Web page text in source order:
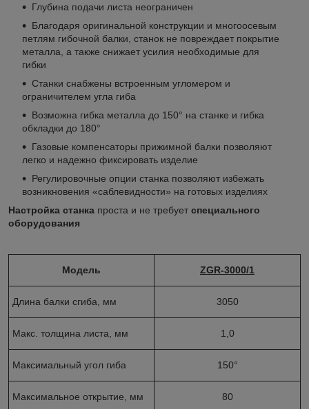
Глубина подачи листа неограничен
Благодаря оригинальной конструкции и многоосевым
петлям гибочной балки, станок не повреждает покрытие
металла, а также снижает усилия необходимые для
гибки
Станки снабжены встроенным угломером и
ограничителем угла гиба
Возможна гибка металла до 150° на станке и гибка
обкладки до 180°
Газовые компенсаторы прижимной балки позволяют
легко и надежно фиксировать изделие
Регулировочные опции станка позволяют избежать
возникновения «саблевидности» на готовых изделиях
Настройка станка проста и не требует специального
оборудования
Модель ZGR-3000/1
Длина балки сгиба, мм 3050
Макс. толщина листа, мм 1,0
Максимальный угол гиба 150°
Максимальное открытие, мм 80